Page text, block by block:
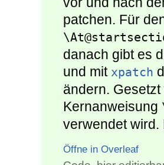
patchen. Für
danach gibt es
und mit xpatch
ändern.
Kernanweisung
verwendet wird.
Öffne in Overleaf